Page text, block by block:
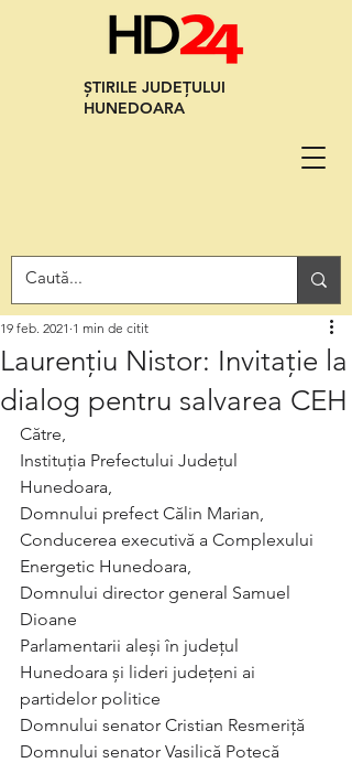
ȘTIRILE JUDEȚULUI
HUNEDOARA
Laurențiu Nistor: Invitație la
dialog pentru salvarea CEH
19 feb. 2021 1 min de citit
Către,
Instituția Prefectului Județul
Hunedoara,
Domnului prefect Călin Marian,
Conducerea executivă a Complexului
Energetic Hunedoara,
Domnului director general Samuel
Dioane
Parlamentarii aleși în județul
Hunedoara și lideri județeni ai
partidelor politice
Domnului senator Cristian Resmeriță
Domnului senator Vasilică Potecă